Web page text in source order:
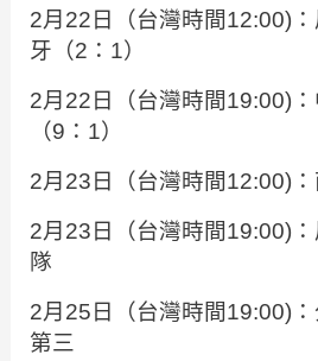
2月22日（台灣時間12:00)
牙（2：1）
2月22日（台灣時間19:00)
（9：1）
2月23日（台灣時間12:00)
2月23日（台灣時間19:00)
隊
2月25日（台灣時間19:00)
第三